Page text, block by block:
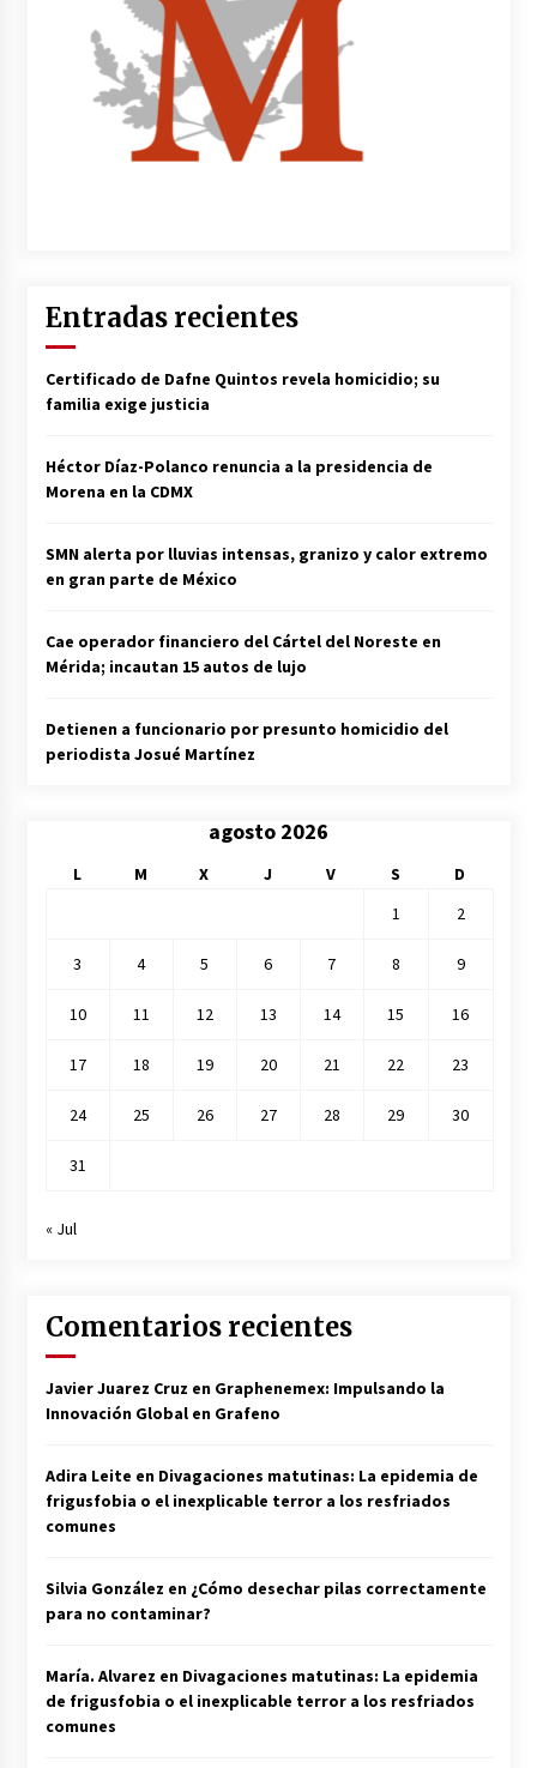
Entradas recientes
Certificado de Dafne Quintos revela homicidio; su
familia exige justicia
Héctor Díaz-Polanco renuncia a la presidencia de
Morena en la CDMX
SMN alerta por lluvias intensas, granizo y calor extremo
en gran parte de México
Cae operador financiero del Cártel del Noreste en
Mérida; incautan 15 autos de lujo
Detienen a funcionario por presunto homicidio del
periodista Josué Martínez
agosto 2026
L M X J V S
D
1
2
3 4 5 6 7 8 9
10 11 12 13 14 15 16
17 18 19 20 21 22 23
24 25 26 27 28 29 30
31
« Jul
Comentarios recientes
Javier Juarez Cruz en Graphenemex: Impulsando la
Innovación Global en Grafeno
Adira Leite en Divagaciones matutinas: La epidemia de
frigusfobia o el inexplicable terror a los resfriados
comunes
Silvia González en ¿Cómo desechar pilas correctamente
para no contaminar?
María. Alvarez en Divagaciones matutinas: La epidemia
de frigusfobia o el inexplicable terror a los resfriados
comunes